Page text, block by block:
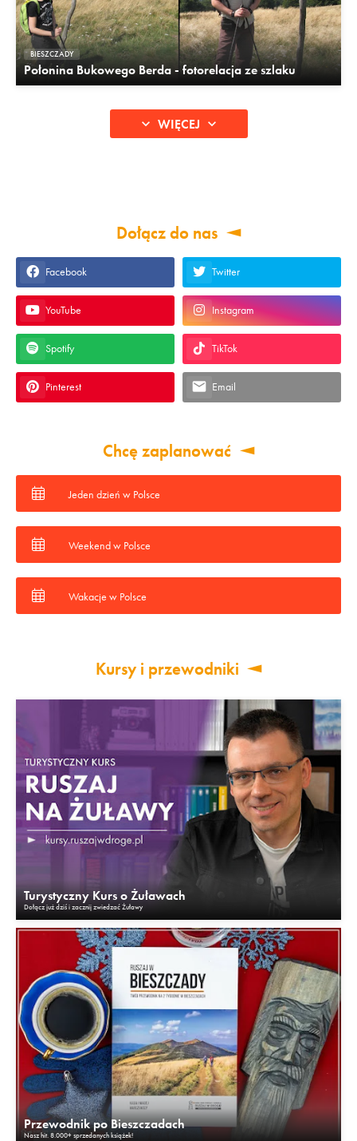
BIESZCZADY
Połonina Bukowego Berda - fotorelacja ze szlaku
WIĘCEJ
Dołącz do nas
Facebook Twitter
YouTube Instagram
Spotify TikTok
Pinterest Email
Chcę zaplanować
Jeden dzień w Polsce
Weekend w Polsce
Wakacje w Polsce
Kursy i przewodniki
Turystyczny Kurs o Żuławach
Dołącz już dziś i zacznij zwiedzać Żuławy
Przewodnik po Bieszczadach
Nasz hit. 8.000+ sprzedanych książek!